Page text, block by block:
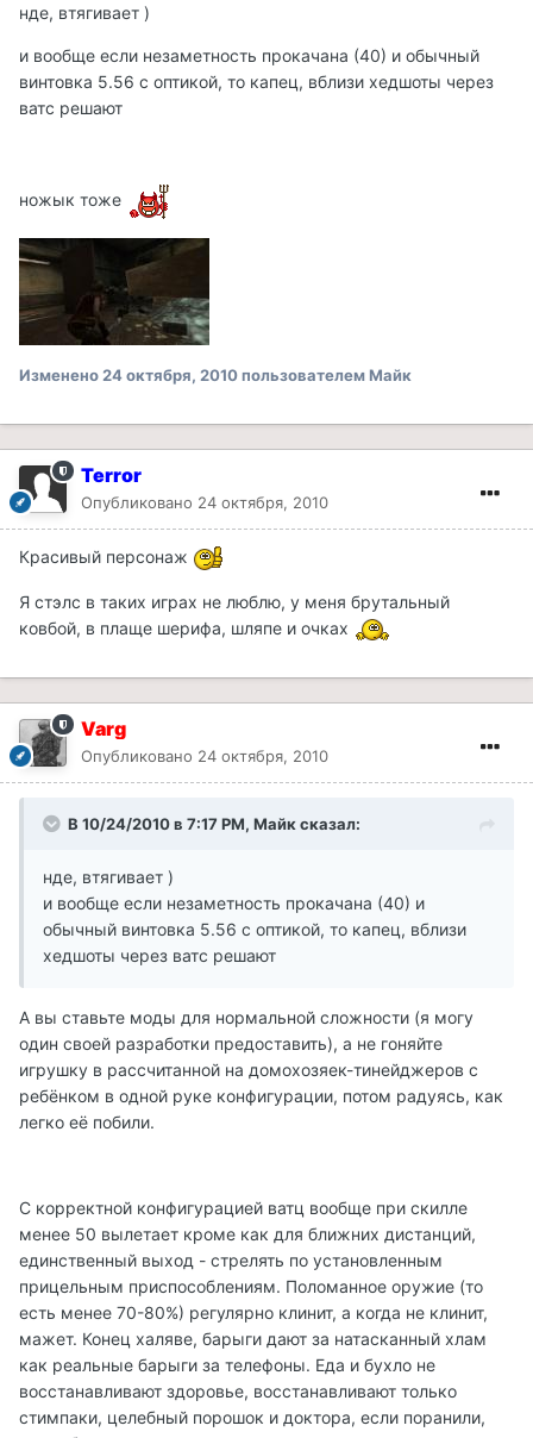
нде, втягивает )
и вообще если незаметность прокачана (40) и обычный
винтовка 5.56 с оптикой, то капец, вблизи хедшоты через
ватс решают
ножык тоже
Изменено 24 октября, 2010пользователем Майк
Terror
Опубликовано 24 октября, 2010
Красивый персонаж
Я стэлс в таких играх не люблю, у меня брутальный
ковбой, в плаще шерифа, шляпе и очках
Varg
Опубликовано 24 октября, 2010
В 10/24/2010 в 7:17 PM, Майк сказал:
нде, втягивает )
и вообще если незаметность прокачана (40) и
обычный винтовка 5.56 с оптикой, то капец, вблизи
хедшоты через ватс решают
А вы ставьте моды для нормальной сложности (я могу
один своей разработки предоставить), а не гоняйте
игрушку в рассчитанной на домохозяек-тинейджеров с
ребёнком в одной руке конфигурации, потом радуясь, как
легко её побили.
С корректной конфигурацией ватц вообще при скилле
менее 50 вылетает кроме как для ближних дистанций,
единственный выход - стрелять по установленным
прицельным приспособлениям. Поломанное оружие (то
есть менее 70-80%) регулярно клинит, а когда не клинит,
мажет. Конец халяве, барыги дают за натасканный хлам
как реальные барыги за телефоны. Еда и бухло не
восстанавливают здоровье, восстанавливают только
стимпаки, целебный порошок и доктора, если поранили,